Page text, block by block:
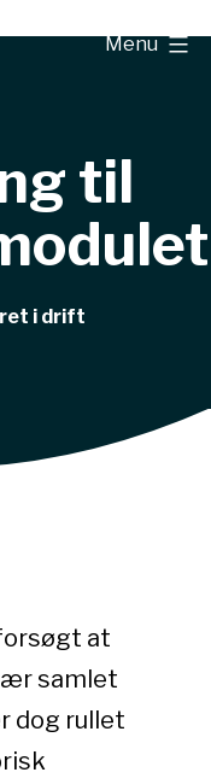
Menu
til
i drift
at
samlet
dog rullet